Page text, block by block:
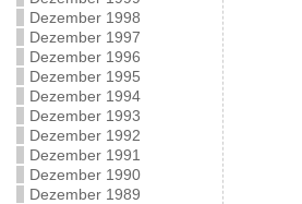
Dezember 1998
Dezember 1997
Dezember 1996
Dezember 1995
Dezember 1994
Dezember 1993
Dezember 1992
Dezember 1991
Dezember 1990
Dezember 1989